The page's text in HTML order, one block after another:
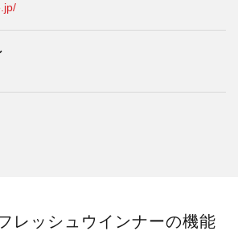
レッシュウインナーの機能